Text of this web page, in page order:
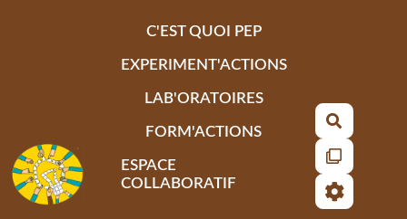
C'EST QUOI PEP
EXPERIMENT'ACTIONS
LAB'ORATOIRES
FORM'ACTIONS
ESPACE
COLLABORATIF